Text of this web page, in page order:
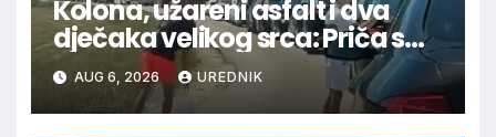
Kolona, užareni asfalt i dva
dječaka velikog srca: Priča s
granice oduševila regiju
AUG 6, 2026 UREDNIK